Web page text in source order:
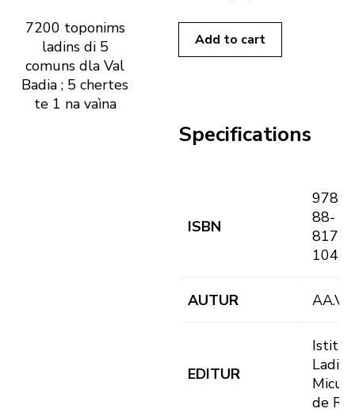
7200 toponims
ladins di 5
comuns dla Val
Badia ; 5 chertes
te 1 na vaìna
Add to cart
Specifications
ISBN
978-
88-
8171-
104-8
AUTUR AA.VV.
EDITUR
Istitut
Ladin
Micurà
de Rü